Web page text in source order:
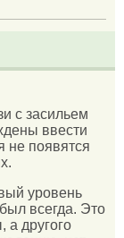
с засильем
ввести
не появятся
уровень
всегда. Это
другого